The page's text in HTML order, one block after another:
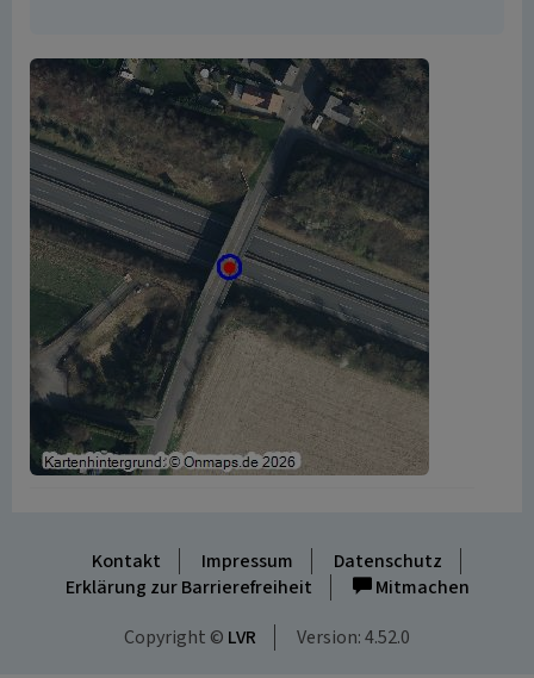
Kontakt Impressum
Datenschutz
Erklärung zur Barrierefreiheit
Mitmachen
Copyright © LVR Version: 4.52.0